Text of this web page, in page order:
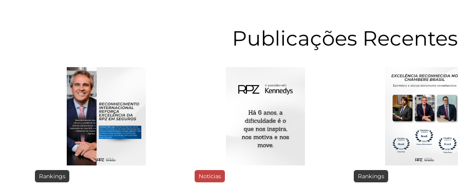
Publicações Recentes
Rankings Notícias Rankings